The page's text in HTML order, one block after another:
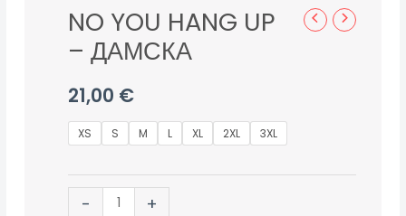
NO YOU HANG UP
– ДАМСКА
21,00 €
XS S M L XL 2XL 3XL
- +